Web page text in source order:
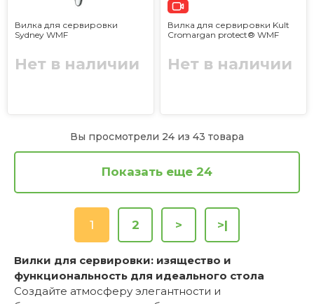
Вилка для сервировки
Sydney WMF
Нет в наличии
Вилка для сервировки Kult
Cromargan protect® WMF
Нет в наличии
Вы просмотрели 24 из 43 товара
Показать еще 24
1 2 > >|
Вилки для сервировки: изящество и
функциональность для идеального стола
Создайте атмосферу элегантности и